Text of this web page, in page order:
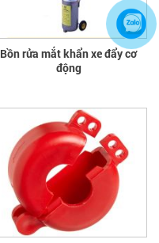
Bồn rửa mắt khẩn xe đẩy cơ
động